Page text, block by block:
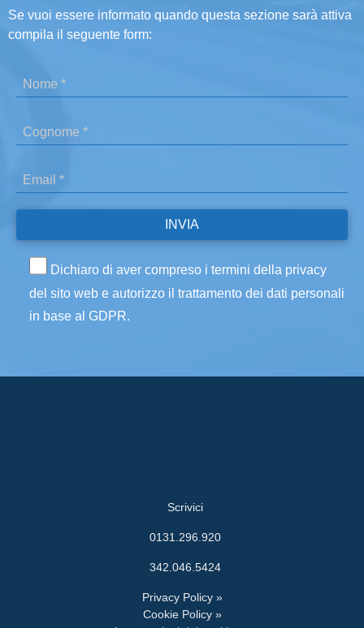
Se vuoi essere informato quando questa sezione sarà attiva
compila il seguente form:
Dichiaro di aver compreso i termini della privacy
del sito web e autorizzo il trattamento dei dati personali
in base al GDPR.
Scrivici
0131.296.920
342.046.5424
Privacy Policy »
Cookie Policy »